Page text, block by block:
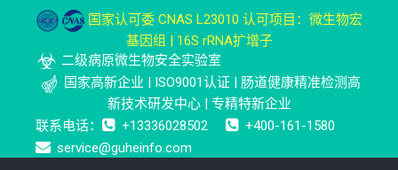
国家认可委 CNAS L23010 认可项目：微生物宏
基因组 | 16S rRNA扩增子
二级病原微生物安全实验室
国家高新企业 | ISO9001认证 | 肠道健康精准检测高
新技术研发中心 | 专精特新企业
联系电话：
+13336028502
+400-161-1580
service@guheinfo.com